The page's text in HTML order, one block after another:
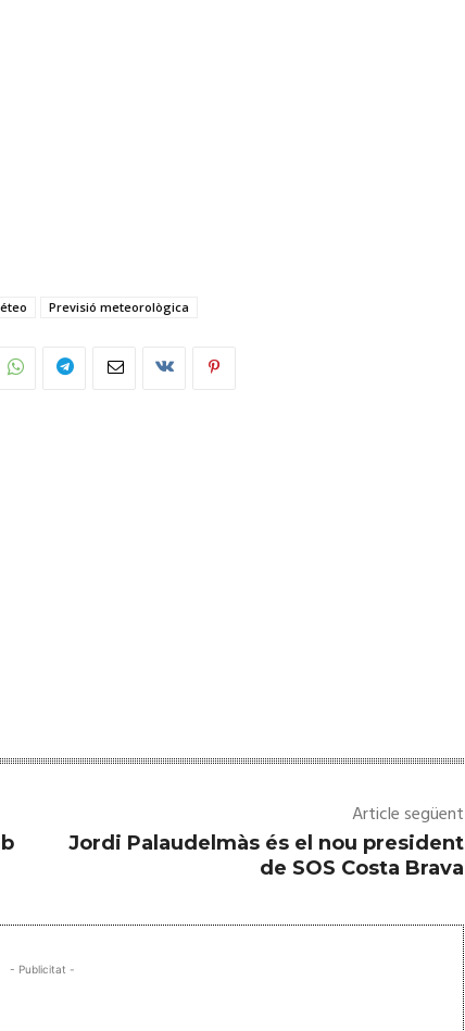
Previsió meteorològica
Article següent
Jordi Palaudelmàs és el nou president
de SOS Costa Brava
- Publicitat -